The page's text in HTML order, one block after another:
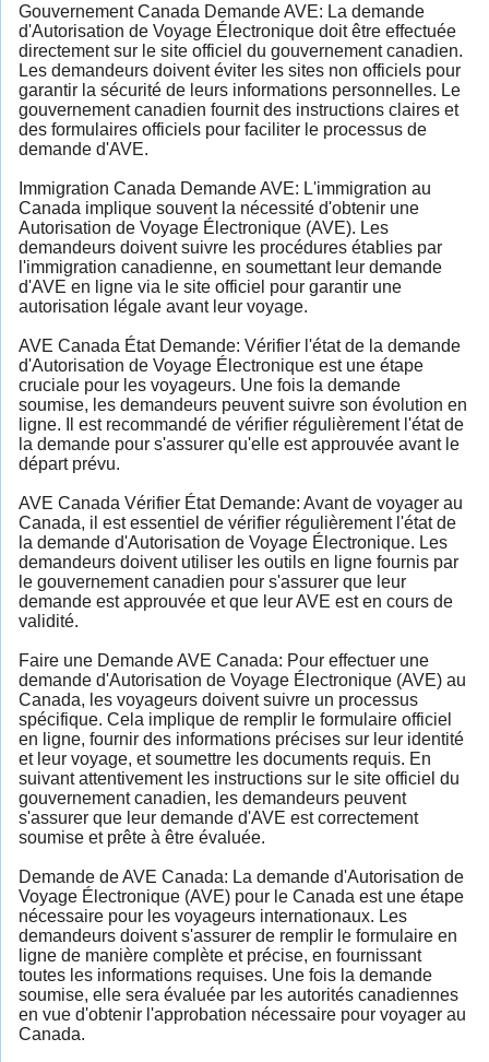
Gouvernement Canada Demande AVE: La demande
d'Autorisation de Voyage Électronique doit être effectuée
directement sur le site officiel du gouvernement canadien.
Les demandeurs doivent éviter les sites non officiels pour
garantir la sécurité de leurs informations personnelles. Le
gouvernement canadien fournit des instructions claires et
des formulaires officiels pour faciliter le processus de
demande d'AVE.
Immigration Canada Demande AVE: L'immigration au
Canada implique souvent la nécessité d'obtenir une
Autorisation de Voyage Électronique (AVE). Les
demandeurs doivent suivre les procédures établies par
l'immigration canadienne, en soumettant leur demande
d'AVE en ligne via le site officiel pour garantir une
autorisation légale avant leur voyage.
AVE Canada État Demande: Vérifier l'état de la demande
d'Autorisation de Voyage Électronique est une étape
cruciale pour les voyageurs. Une fois la demande
soumise, les demandeurs peuvent suivre son évolution en
ligne. Il est recommandé de vérifier régulièrement l'état de
la demande pour s'assurer qu'elle est approuvée avant le
départ prévu.
AVE Canada Vérifier État Demande: Avant de voyager au
Canada, il est essentiel de vérifier régulièrement l'état de
la demande d'Autorisation de Voyage Électronique. Les
demandeurs doivent utiliser les outils en ligne fournis par
le gouvernement canadien pour s'assurer que leur
demande est approuvée et que leur AVE est en cours de
validité.
Faire une Demande AVE Canada: Pour effectuer une
demande d'Autorisation de Voyage Électronique (AVE) au
Canada, les voyageurs doivent suivre un processus
spécifique. Cela implique de remplir le formulaire officiel
en ligne, fournir des informations précises sur leur identité
et leur voyage, et soumettre les documents requis. En
suivant attentivement les instructions sur le site officiel du
gouvernement canadien, les demandeurs peuvent
s'assurer que leur demande d'AVE est correctement
soumise et prête à être évaluée.
Demande de AVE Canada: La demande d'Autorisation de
Voyage Électronique (AVE) pour le Canada est une étape
nécessaire pour les voyageurs internationaux. Les
demandeurs doivent s'assurer de remplir le formulaire en
ligne de manière complète et précise, en fournissant
toutes les informations requises. Une fois la demande
soumise, elle sera évaluée par les autorités canadiennes
en vue d'obtenir l'approbation nécessaire pour voyager au
Canada.